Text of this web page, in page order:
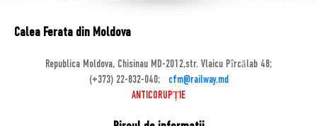
Calea Ferata din Moldova
Republica Moldova, Chisinau MD-2012,str. Vlaicu Pîrcălab 48;
(+373) 22-832-040;
cfm@railway.md
ANTICORUPȚIE